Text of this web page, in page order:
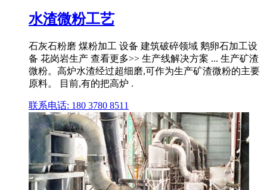
水渣微粉工艺
石灰石粉磨 煤粉加工 设备 建筑破碎领域 鹅卵石加工设
备 花岗岩生产 查看更多>> 生产线解决方案 ... 生产矿渣
微粉。高炉水渣经过超细磨,可作为生产矿渣微粉的主要
原料。 目前,有的把高炉 .
联系电话: 180 3780 8511